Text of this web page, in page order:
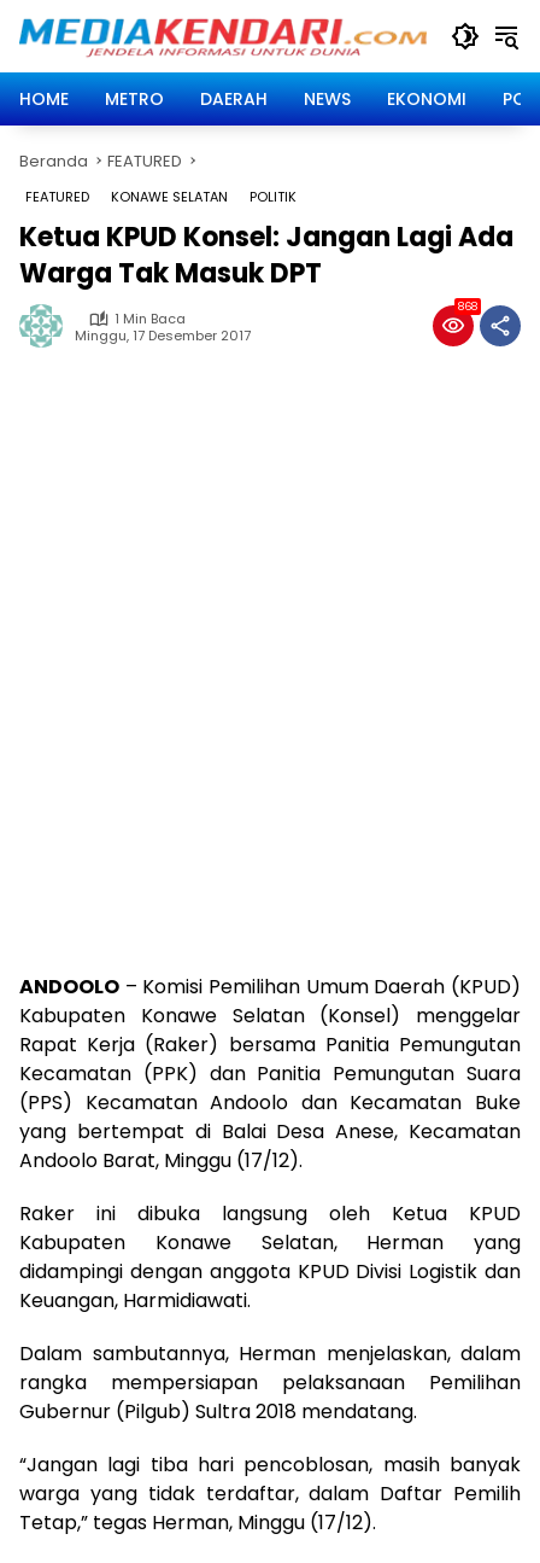
HOME
METRO DAERAH NEWS EKONOMI
Beranda FEATURED
FEATURED KONAWE SELATAN POLITIK
Ketua KPUD Konsel: Jangan Lagi Ada
Warga Tak Masuk DPT
1 Min Baca
Minggu, 17 Desember 2017
868
ANDOOLO – Komisi Pemilihan Umum Daerah (KPUD)
Kabupaten Konawe Selatan (Konsel) menggelar
Rapat Kerja (Raker) bersama Panitia Pemungutan
Kecamatan (PPK) dan Panitia Pemungutan Suara
(PPS) Kecamatan Andoolo dan Kecamatan Buke
yang bertempat di Balai Desa Anese, Kecamatan
Andoolo Barat, Minggu (17/12).
Raker ini dibuka langsung oleh Ketua KPUD
Kabupaten Konawe Selatan, Herman yang
didampingi dengan anggota KPUD Divisi Logistik dan
Keuangan, Harmidiawati.
Dalam sambutannya, Herman menjelaskan, dalam
rangka mempersiapan pelaksanaan Pemilihan
Gubernur (Pilgub) Sultra 2018 mendatang.
“Jangan lagi tiba hari pencoblosan, masih banyak
warga yang tidak terdaftar, dalam Daftar Pemilih
Tetap,” tegas Herman, Minggu (17/12).